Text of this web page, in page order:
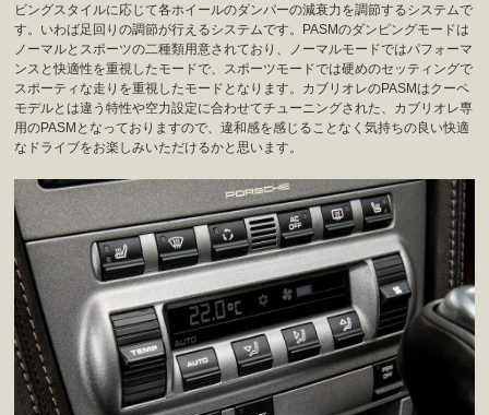
ビングスタイルに応じて各ホイールのダンパーの減衰力を調節するシステムで
す。いわば足回りの調節が行えるシステムです。PASMのダンピングモードは
ノーマルとスポーツの二種類用意されており、ノーマルモードではパフォーマ
ンスと快適性を重視したモードで、スポーツモードでは硬めのセッティングで
スポーティな走りを重視したモードとなります。カブリオレのPASMはクーペ
モデルとは違う特性や空力設定に合わせてチューニングされた、カブリオレ専
用のPASMとなっておりますので、違和感を感じることなく気持ちの良い快適
なドライブをお楽しみいただけるかと思います。